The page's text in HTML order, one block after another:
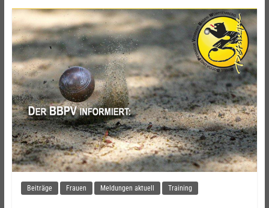
Beiträge Frauen Meldungen aktuell Training